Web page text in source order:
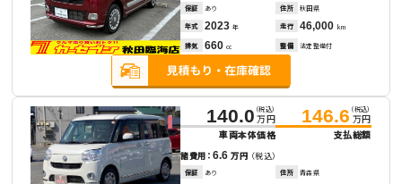
保証 あり 住所 秋田県
年式 2023 年 走行 46,000 km
排気 660 cc 整備 法定整備付
140.0 （税込）
万円
車両本体価格
146.6 （税込）
万円
支払総額
諸費用：6.6万円 （税込）
保証 あり 住所 青森県